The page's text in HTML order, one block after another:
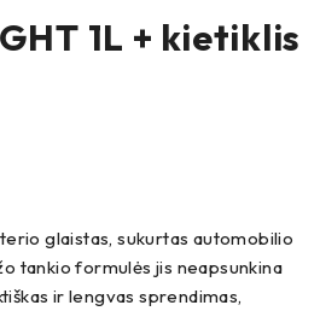
1L + kietiklis
glaistas, sukurtas automobilio
tankio formulės jis neapsunkina
ir lengvas sprendimas,